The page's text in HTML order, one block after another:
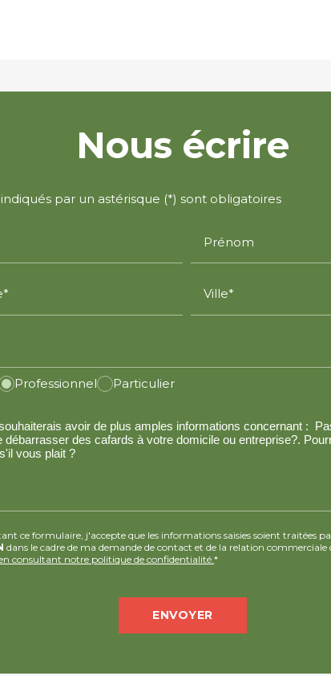
Nous écrire
par un astérisque (*) sont obligatoires
Prénom
Ville*
Professionnel Particulier
ce formulaire, j'accepte que les informations saisies soient traitées
dans le cadre de ma demande de contact et de la relation commerciale
consultant notre politique de confidentialité.*